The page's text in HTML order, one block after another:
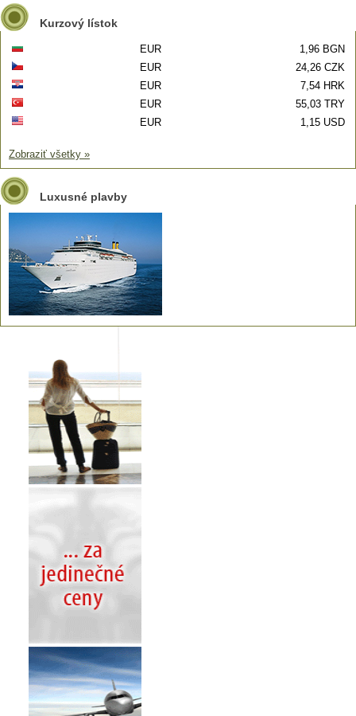
Kurzový lístok
EUR
1,96 BGN
EUR
24,26 CZK
EUR
7,54 HRK
EUR
55,03 TRY
EUR
1,15 USD
Zobraziť všetky »
Luxusné plavby